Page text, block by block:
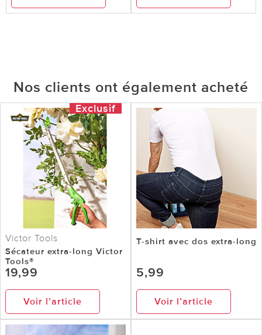
Nos clients ont également acheté
Exclusif
Victor Tools
Sécateur extra-long Victor
Tools®
19,99
Voir l’article
T-shirt avec dos extra-long
5,99
Voir l’article